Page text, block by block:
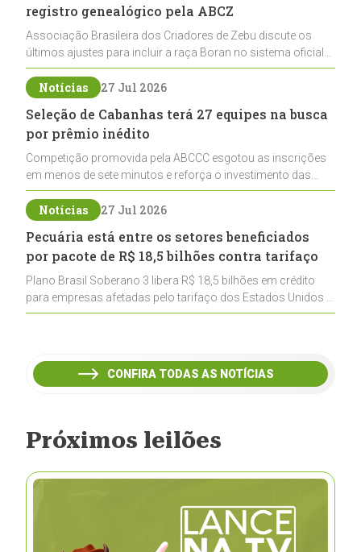
registro genealógico pela ABCZ
Associação Brasileira dos Criadores de Zebu discute os
últimos ajustes para incluir a raça Boran no sistema oficial
de registros, abrindo caminho para sua expansão na
pecuária nacional
Notícias 27 Jul 2026
Seleção de Cabanhas terá 27 equipes na busca
por prêmio inédito
Competição promovida pela ABCCC esgotou as inscrições
em menos de sete minutos e reforça o investimento das
cabanhas na seleção genética de Cavalos Crioulos voltados
ao laço
Notícias 27 Jul 2026
Pecuária está entre os setores beneficiados
por pacote de R$ 18,5 bilhões contra tarifaço
Plano Brasil Soberano 3 libera R$ 18,5 bilhões em crédito
para empresas afetadas pelo tarifaço dos Estados Unidos e
inclui a pecuária entre os setores estratégicos
CONFIRA TODAS AS NOTÍCIAS
Próximos leilões